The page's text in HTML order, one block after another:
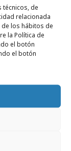
técnicos, de
relacionada
los hábitos de
la Política de
el botón
el botón